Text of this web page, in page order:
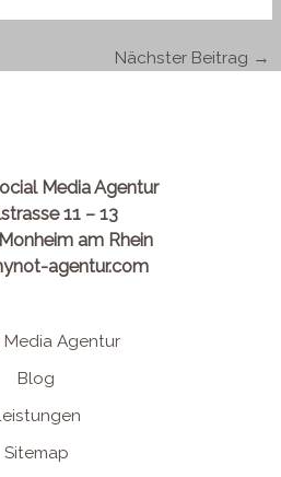
Nächster Beitrag →
Media Agentur
11 – 13
am Rhein
agentur.com
Media Agentur
Blog
Sitemap